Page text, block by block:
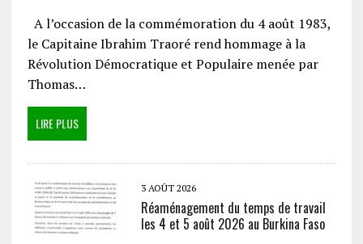
A l’occasion de la commémoration du 4 août 1983,
le Capitaine Ibrahim Traoré rend hommage à la
Révolution Démocratique et Populaire menée par
Thomas…
LIRE PLUS
3 AOÛT 2026
Réaménagement du temps de travail
les 4 et 5 août 2026 au Burkina Faso